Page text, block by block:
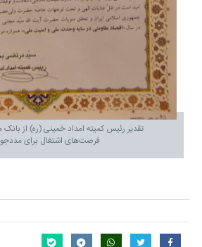
تقدیر رئیس کمیته امداد خمینی (ره) از بانک
فرصت‌های اشتغال برای